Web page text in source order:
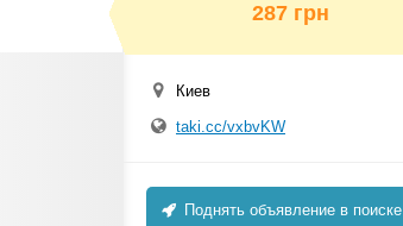
287 грн
Киев
taki.cc/vxbvKW
Поднять объявление в поиске